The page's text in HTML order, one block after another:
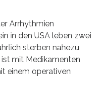
Arrhythmien
in den USA leben zwei
sterben nahezu
mit Medikamenten
einem operativen